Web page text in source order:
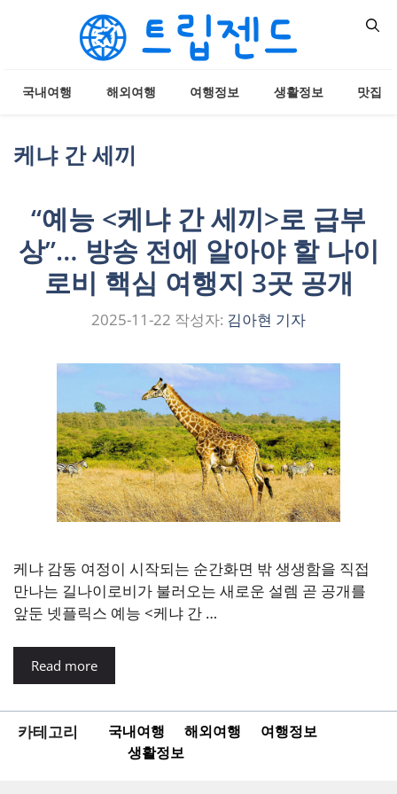
국내여행 해외여행 여행정보 생활정보 맛집
케냐 간 세끼
“예능 <케냐 간 세끼>로 급부
상”… 방송 전에 알아야 할 나이
로비 핵심 여행지 3곳 공개
2025-11-22 작성자: 김아현 기자
케냐 감동 여정이 시작되는 순간화면 밖 생생함을 직접
만나는 길나이로비가 불러오는 새로운 설렘 곧 공개를
앞둔 넷플릭스 예능 <케냐 간 …
Read more
카테고리 국내여행 해외여행
여행정보
생활정보